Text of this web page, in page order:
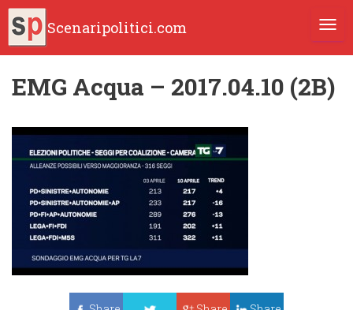
Scenaripolitici.com
EMG Acqua – 2017.04.10 (2B)